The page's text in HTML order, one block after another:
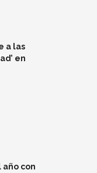
a las
en
con